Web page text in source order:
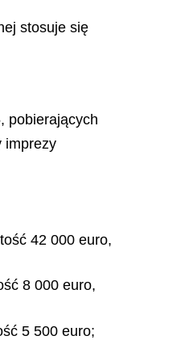
stosuje się
pobierających
imprezy
42 000 euro,
8 000 euro,
5 500 euro;